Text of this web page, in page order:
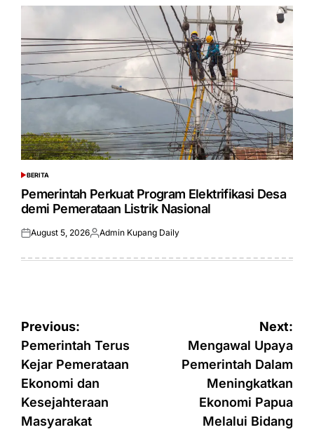
POSTED
IN
BERITA
Pemerintah Perkuat Program Elektrifikasi Desa
demi Pemerataan Listrik Nasional
Posted
August 5, 2026Posted
Admin Kupang Daily
Post
navigation
Previous:
Pemerintah Terus
Kejar Pemerataan
Ekonomi dan
Kesejahteraan
Masyarakat
Next:
Mengawal Upaya
Pemerintah Dalam
Meningkatkan
Ekonomi Papua
Melalui Bidang